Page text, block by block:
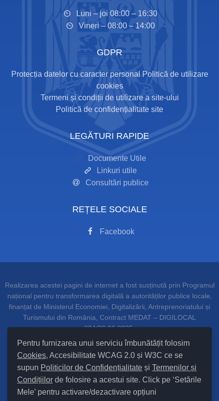
Pentru furnizarea unui serviciu îmbunătățit folosim
Cookies, Accesibilitate WCAG 2.0 și W3C ce se
supun Politicilor de Confidențialitate și Termenilor și
Condițiilor de folosire a acestui site. Click pe ‘Setările
Mele’ pentru activare/dezactivare opțiuni
Luni – joi 08:00 – 16:30
Vineri – 08:00 – 14:00
GDPR
Protecția datelor cu caracter personal
Politică de utilizare
cookies
Termeni și condiții de utilizare a site-ului
Politică de confidențialitate site
LEGĂTURI RAPIDE
Documente Utile
Linkuri utile
Consultări publice
REȚELE SOCIALE
Facebook
Realizarea acestei pagini de internet a fost susținută prin Programul
național pentru transformarea digitală a autorităților publice locale,
finanțat de Ministerul Economiei, Digitalizării, Antreprenoriatului și
Turismului din România, Contract MEDAT – DIGILOCAL
204/20.06.2025.
Setări Cookies și Accesibilitate